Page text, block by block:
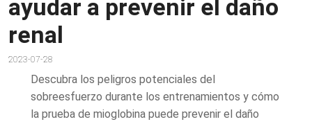
ayudar a prevenir el daño
renal
2023-07-28
Descubra los peligros potenciales del
sobreesfuerzo durante los entrenamientos y cómo
la prueba de mioglobina puede prevenir el daño